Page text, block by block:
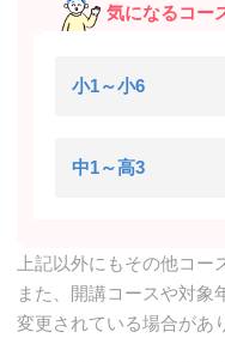
気になるコー
小1～小6
中1～高3
上記以外にもその他コー
また、開講コースや対象
変更されている場合があ